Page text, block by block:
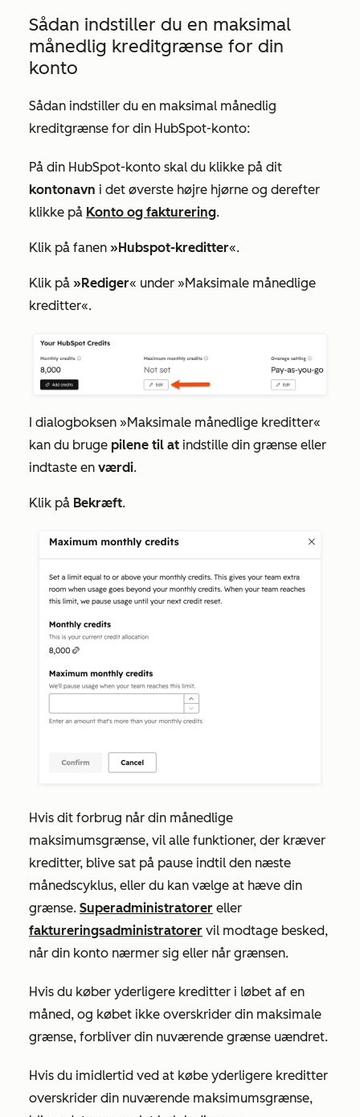
Sådan indstiller du en maksimal
månedlig kreditgrænse for din
konto
Sådan indstiller du en maksimal månedlig
kreditgrænse for din HubSpot-konto:
På din HubSpot-konto skal du klikke på dit
kontonavn i det øverste højre hjørne og derefter
klikke på Konto og fakturering.
Klik på fanen »Hubspot-kreditter«.
Klik på »Rediger« under »Maksimale månedlige
kreditter«.
I dialogboksen »Maksimale månedlige kreditter«
kan du bruge pilene til at indstille din grænse eller
indtaste en værdi.
Klik på Bekræft.
Hvis dit forbrug når din månedlige
maksimumsgrænse, vil alle funktioner, der kræver
kreditter, blive sat på pause indtil den næste
månedscyklus, eller du kan vælge at hæve din
grænse. Superadministratorer eller
faktureringsadministratorer vil modtage besked,
når din konto nærmer sig eller når grænsen.
Hvis du køber yderligere kreditter i løbet af en
måned, og købet ikke overskrider din maksimale
grænse, forbliver din nuværende grænse uændret.
Hvis du imidlertid ved at købe yderligere kreditter
overskrider din nuværende maksimumsgrænse,